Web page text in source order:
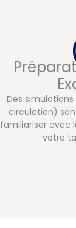
Des
circulation)
familiariser avec
votre